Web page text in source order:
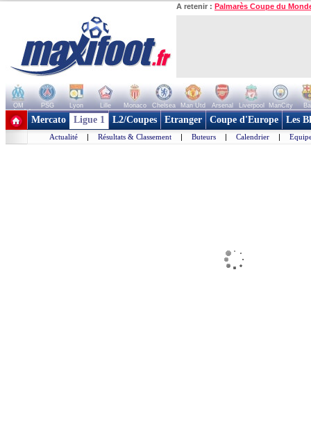
A retenir : Palmarès Coupe du
OM PSG Lyon Lille Monaco Chelsea Man Utd Arsenal Liverpool ManCity
+ de clubs
Mercato Ligue 1 L2/Coupes Etranger Coupe d'Europe Les
Actualité | Résultats & Classement | Buteurs | Calendrier |